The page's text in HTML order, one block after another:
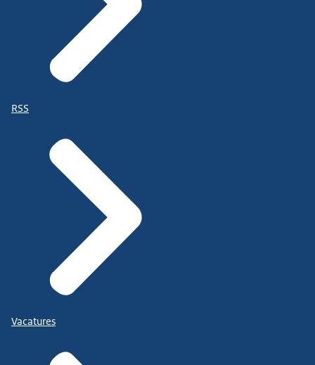
RSS
Vacatures